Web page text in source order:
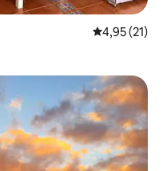
4,95 av 5 i
4,95 (21)